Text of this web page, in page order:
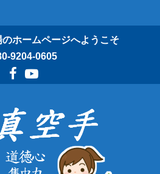
ホームページへようこそ
9204-0605